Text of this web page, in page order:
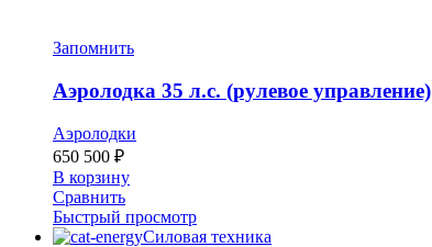
Запомнить
Аэролодка 35 л.с. (рулевое управление)
Аэролодки
650 500 ₽
В корзину
Сравнить
Быстрый просмотр
Силовая техника